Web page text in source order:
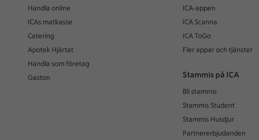
Handla online
ICAs matkasse
Catering
Apotek Hjärtat
Handla som företag
Gaston
ICA-appen
ICA Scanna
ICA ToGo
Fler appar och tjänster
Stammis på ICA
Bli stammis
Stammis Student
Stammis Husdjur
Partnererbjudanden